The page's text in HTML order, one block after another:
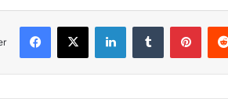
Facebook
X LinkedinTumblr